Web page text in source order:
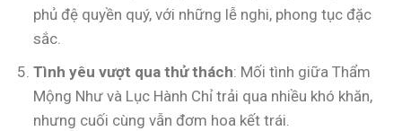
phủ đệ quyền quý, với những lễ nghi, phong tục đặc
sắc.
Tình yêu vượt qua thử thách: Mối tình giữa Thẩm
Mộng Như và Lục Hành Chỉ trải qua nhiều khó khăn,
nhưng cuối cùng vẫn đơm hoa kết trái.